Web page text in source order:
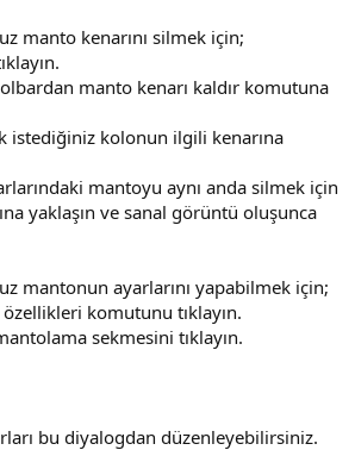
manto kenarını silmek için;
manto kenarı kaldır komutuna
istediğiniz kolonun ilgili kenarına
mantoyu aynı anda silmek için
yaklaşın ve sanal görüntü oluşunca
mantonun ayarlarını yapabilmek için;
komutunu tıklayın.
sekmesini tıklayın.
bu diyalogdan düzenleyebilirsiniz.